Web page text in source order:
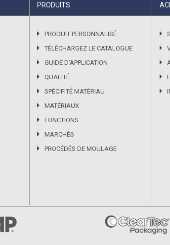
PRODUITS
PRODUIT PERSONNALISÉ
TÉLÉCHARGEZ LE CATALOGUE
GUIDE DʼAPPLICATION
QUALITÉ
SPÉCIFITÉ MATÉRIAU
MATÉRIAUX
FONCTIONS
MARCHÉS
PROCÉDÉS DE MOULAGE